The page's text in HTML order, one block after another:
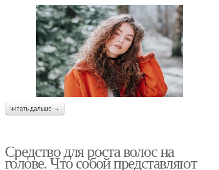
читать дальше →
Средство для роста волос на
голове. Что собой представляют